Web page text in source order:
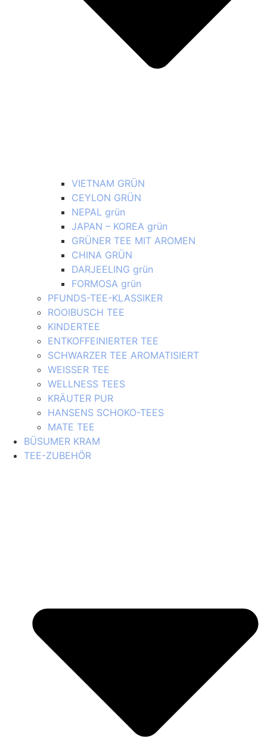
VIETNAM GRÜN
CEYLON GRÜN
NEPAL grün
JAPAN – KOREA grün
GRÜNER TEE MIT AROMEN
CHINA GRÜN
DARJEELING grün
FORMOSA grün
PFUNDS-TEE-KLASSIKER
ROOIBUSCH TEE
KINDERTEE
ENTKOFFEINIERTER TEE
SCHWARZER TEE AROMATISIERT
WEISSER TEE
WELLNESS TEES
KRÄUTER PUR
HANSENS SCHOKO-TEES
MATE TEE
BÜSUMER KRAM
TEE-ZUBEHÖR